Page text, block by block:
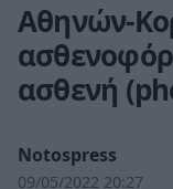
Αθηνών-
ασθενή
Notospress
09/05/2022 20:27